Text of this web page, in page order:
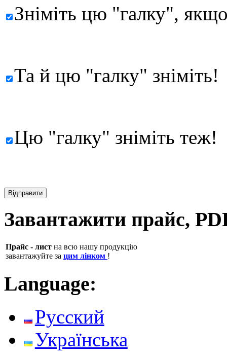
Зніміть цю "галку",
Та й цю "галку" зніміть!
Цю "галку" зніміть теж!
Завантажити прайс,
Прайс - лист на всю нашу продукцію
завантажуйте за цим лінком !
Language:
Русский
Українська